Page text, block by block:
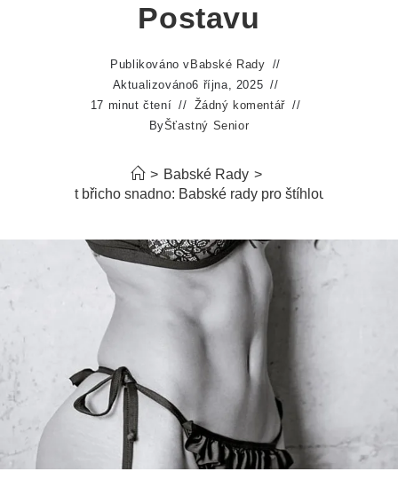
Postavu
Publikováno v Babské Rady
Aktualizováno6 října, 2025
17 minut čtení
Žádný komentář
ByŠťastný Senior
> Babské Rady >
Zhubnout břicho snadno: Babské rady pro štíhlou postavu